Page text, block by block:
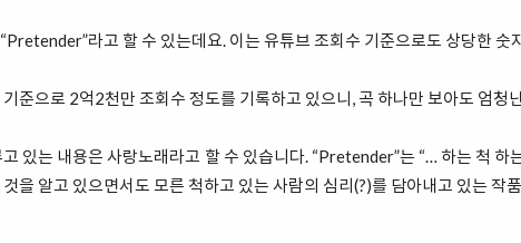
라고 할 수 있는데요. 이는 유튜브 조회수 기준으로도 상당한 숫
준으로 2억2천만 조회수 정도를 기록하고 있으니, 곡 하나만 보아도 엄청
있는 내용은 사랑노래라고 할 수 있습니다. “Pretender”는 “… 하는 척 하
을 알고 있으면서도 모른 척하고 있는 사람의 심리(?)를 담아내고 있는 작